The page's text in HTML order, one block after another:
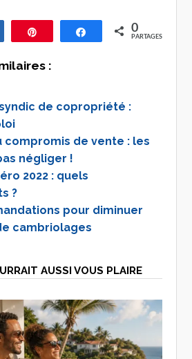
Partagez Épingle Partagez0
PARTAGES
:
de copropriété :
compromis de vente : les
négliger !
2022 : quels
?
pour diminuer
cambriolages
AUSSI VOUS PLAIRE